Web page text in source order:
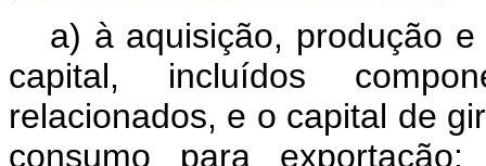
a) à aquisição, produção
capital, incluídos
relacionados, e o capital de
consumo para